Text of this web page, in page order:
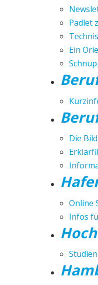
Padlet
Ein
Die
Online
Infos